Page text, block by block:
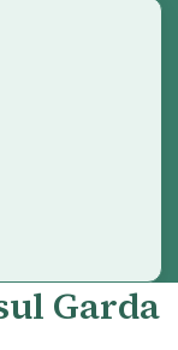
Garda